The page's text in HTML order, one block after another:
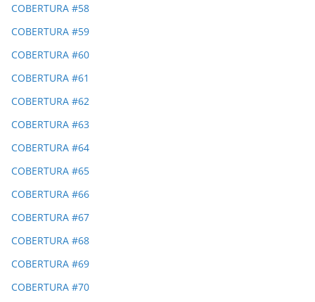
COBERTURA #58
COBERTURA #59
COBERTURA #60
COBERTURA #61
COBERTURA #62
COBERTURA #63
COBERTURA #64
COBERTURA #65
COBERTURA #66
COBERTURA #67
COBERTURA #68
COBERTURA #69
COBERTURA #70